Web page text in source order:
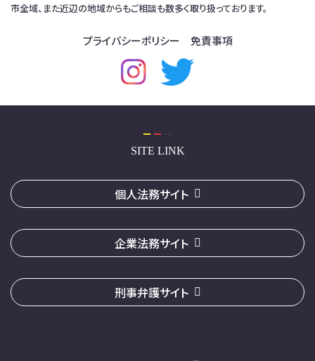
市全域、また近辺の地域からもご相談も数多く取り扱っております。
プライバシーポリシー 免責事項
SITE LINK
個人法務サイト
企業法務サイト
刑事弁護サイト